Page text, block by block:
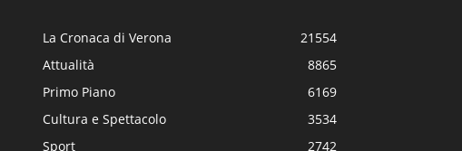
La Cronaca di Verona
21554
Attualità
8865
Primo Piano
6169
Cultura e Spettacolo
3534
Sport
2742